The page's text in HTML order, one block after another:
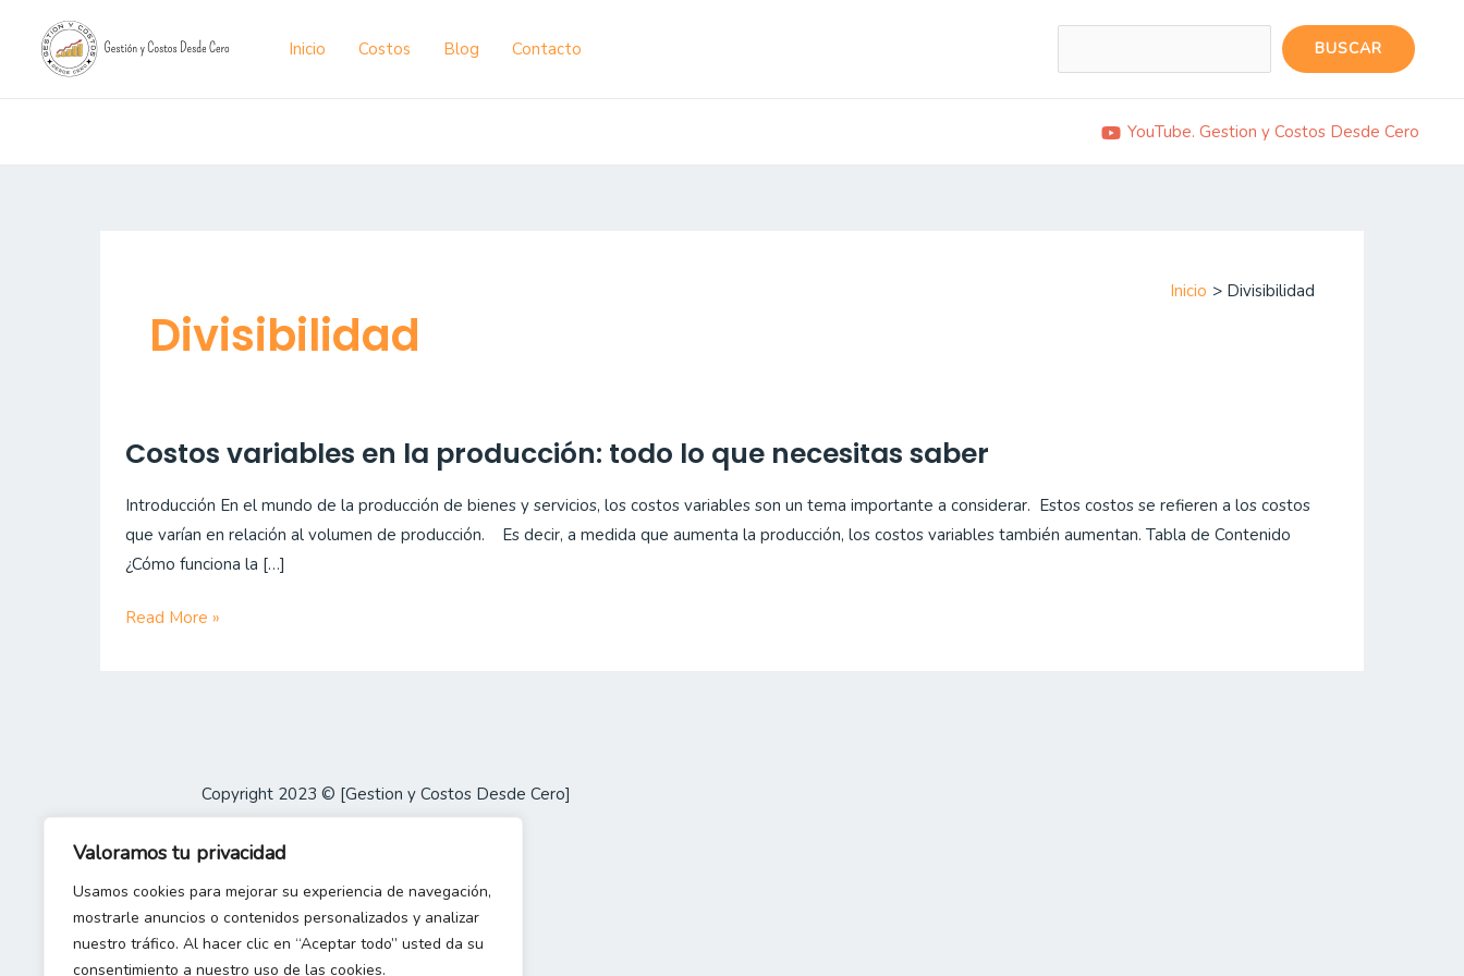
Valoramos tu privacidad
Usamos cookies para mejorar su experiencia de navegación,
mostrarle anuncios o contenidos personalizados y analizar
nuestro tráfico. Al hacer clic en “Aceptar todo” usted da su
consentimiento a nuestro uso de las cookies.
contenido
Inicio Costos Blog Contacto BUSCAR
YouTube. Gestion y Costos Desde Cero
Inicio Divisibilidad
Divisibilidad
Costos variables en la producción: todo lo que necesitas saber
Introducción En el mundo de la producción de bienes y servicios, los costos variables son un tema importante a considerar. Estos costos se refieren a los costos
que varían en relación al volumen de producción. Es decir, a medida que aumenta la producción, los costos variables también aumentan. Tabla de Contenido
¿Cómo funciona la […]
variables
la
producción:
todo
Read More »
Copyright 2023 © [Gestion y Costos Desde Cero]